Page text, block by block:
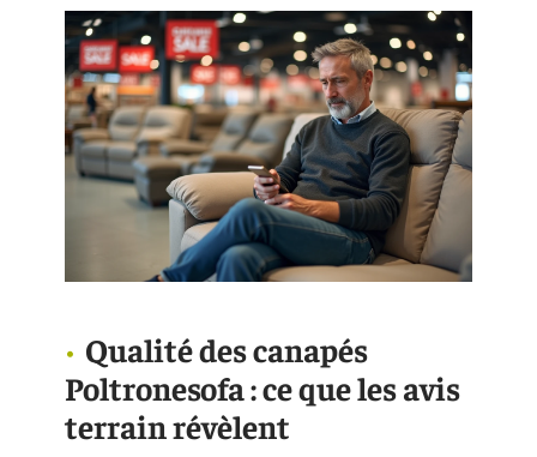
Qualité des canapés
Poltronesofa : ce que les avis
terrain révèlent